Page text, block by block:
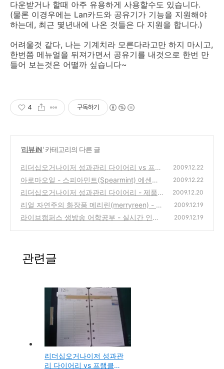
다운받거나 할때 아주 유용하게 사용할수도 있습니다.
(물론 이경우에는 Lan카드와 공유기가 기능을 지원해야
하는데, 최근 몇년내에 나온 것들은 다 지원을 합니다.)
어려울것 같다, 나는 기계치라 모른다라고만 하지 마시고,
한번쯤 메뉴얼을 뒤져가면서 공유기를 내것으로 한번 만
들어 보는것은 어떨까 싶습니다~
4 구독하기
'리뷰 iN' 카테고리의 다른 글
리더십오거나이저 성과관리 다이어리 vs 프랭
클린 플래너와의 비교
(2)
2009.12.22
아로마오일 - 스피아민트(Spearmint) 에센셜
오일
(0)
2009.12.22
리더십오거나이저 성과관리 다이어리 - 제품
개봉기
(0)
2009.12.20
리얼 자연주의 화장품 메리린(merryreen) - 메
리린 크리스마스 한정세트
(0)
2009.12.19
라이브캠퍼스 생방송 어학공부 - 실시간 인터
2009.12.19
관련글
리더십오거나이저 성과관
리 다이어리 vs 프랭클린